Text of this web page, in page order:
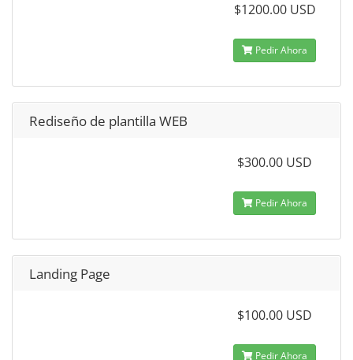
$1200.00 USD
Pedir Ahora
Rediseño de plantilla WEB
$300.00 USD
Pedir Ahora
Landing Page
$100.00 USD
Pedir Ahora